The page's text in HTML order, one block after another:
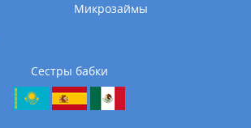
Микрозаймы
Сестры бабки